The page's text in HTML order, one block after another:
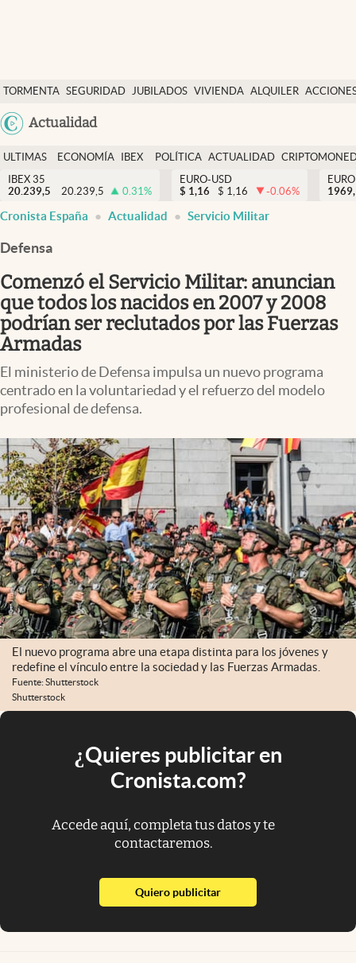
TORMENTA SEGURIDAD JUBILADOS VIVIENDA ALQUILER
Actualidad
Economía y finanzas
Política
Actualidad
Criptomonedas
España
ULTIMAS
NOTICIAS
ECONOMÍA
FINANZAS
IBEX
EURO
POLÍTICA ACTUALIDAD
IBEX 35
20.239,5
20.239,5 0.31%
EURO-USD
$ 1,16 $ 1,16 -0.06%
Cronista España Actualidad Servicio Militar
Defensa
Comenzó el Servicio Militar: anuncian
que todos los nacidos en 2007 y 2008
podrían ser reclutados por las Fuerzas
Armadas
El ministerio de Defensa impulsa un nuevo programa
centrado en la voluntariedad y el refuerzo del modelo
profesional de defensa.
El nuevo programa abre una etapa distinta para los jóvenes y
redefine el vínculo entre la sociedad y las Fuerzas Armadas.
Fuente: Shutterstock
Shutterstock
¿Quieres publicitar en
Cronista.com?
Accede aquí, completa tus datos y te
contactaremos.
Quiero publicitarabre en nueva pestaña